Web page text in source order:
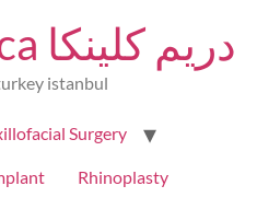
Dream clinica دريم كلينكا
istanbul
Surgery
Rhinoplasty